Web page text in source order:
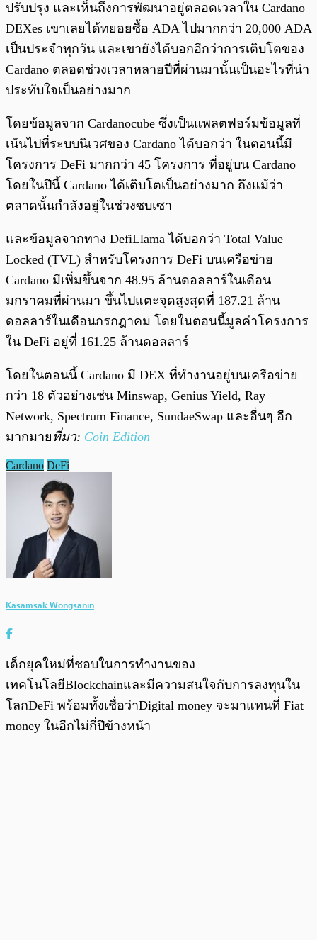
ปรับปรุง และเห็นถึงการพัฒนาอยู่ตลอดเวลาใน Cardano
DEXes เขาเลยได้ทยอยซื้อ ADA ไปมากกว่า 20,000 ADA
เป็นประจำทุกวัน และเขายังได้บอกอีกว่าการเติบโตของ
Cardano ตลอดช่วงเวลาหลายปีที่ผ่านมานั้นเป็นอะไรที่น่า
ประทับใจเป็นอย่างมาก
โดยข้อมูลจาก Cardanocube ซึ่งเป็นแพลตฟอร์มข้อมูลที่
เน้นไปที่ระบบนิเวศของ Cardano ได้บอกว่า ในตอนนี้มี
โครงการ DeFi มากกว่า 45 โครงการ ที่อยู่บน Cardano
โดยในปีนี้ Cardano ได้เติบโตเป็นอย่างมาก ถึงแม้ว่า
ตลาดนั้นกำลังอยู่ในช่วงซบเซา
และข้อมูลจากทาง DefiLlama ได้บอกว่า Total Value
Locked (TVL) สำหรับโครงการ DeFi บนเครือข่าย
Cardano มีเพิ่มขึ้นจาก 48.95 ล้านดอลลาร์ในเดือน
มกราคมที่ผ่านมา ขึ้นไปแตะจุดสูงสุดที่ 187.21 ล้าน
ดอลลาร์ในเดือนกรกฎาคม โดยในตอนนี้มูลค่าโครงการ
ใน DeFi อยู่ที่ 161.25 ล้านดอลลาร์
โดยในตอนนี้ Cardano มี DEX ที่ทำงานอยู่บนเครือข่าย
กว่า 18 ตัวอย่างเช่น Minswap, Genius Yield, Ray
Network, Spectrum Finance, SundaeSwap และอื่นๆ อีก
มากมาย ที่มา: Coin Edition
Cardano DeFi
Kasamsak Wongsanin
เด็กยุคใหม่ที่ชอบในการทำงานของ
เทคโนโลยีBlockchainและมีความสนใจกับการลงทุนใน
โลกDeFi พร้อมทั้งเชื่อว่าDigital money จะมาแทนที่ Fiat
money ในอีกไม่กี่ปีข้างหน้า